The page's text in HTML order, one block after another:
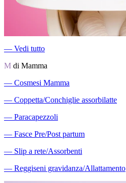
― Vedi tutto
M di Mamma
― Cosmesi Mamma
― Coppetta/Conchiglie assorbilatte
― Paracapezzoli
― Fasce Pre/Post partum
― Slip a rete/Assorbenti
― Reggiseni gravidanza/Allattamento